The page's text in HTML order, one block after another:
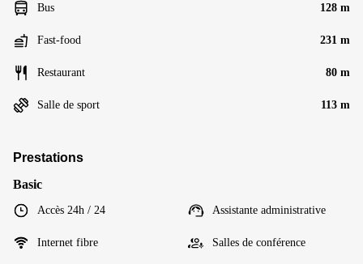
Bus 128 m
Fast-food 231 m
Restaurant 80 m
Salle de sport 113 m
Prestations
Basic
Accès 24h / 24 Assistante administrative
Internet fibre Salles de conférence